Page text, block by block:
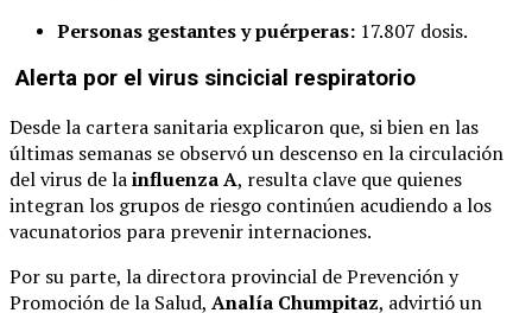
Personas gestantes y puérperas: 17.807 dosis.
Alerta por el virus sincicial respiratorio
Desde la cartera sanitaria explicaron que, si bien en las
últimas semanas se observó un descenso en la circulación
del virus de lainfluenza A, resulta clave que quienes
integran los grupos de riesgo continúen acudiendo a los
vacunatorios para prevenir internaciones.
Por su parte, la directora provincial de Prevención y
Promoción de la Salud, Analía Chumpitaz, advirtió un